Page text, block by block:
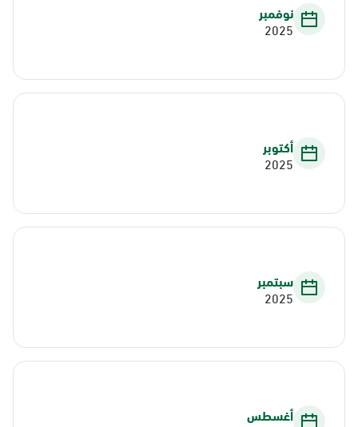
نوفمبر
2025
أكتوبر
2025
سبتمبر
2025
أغسطس